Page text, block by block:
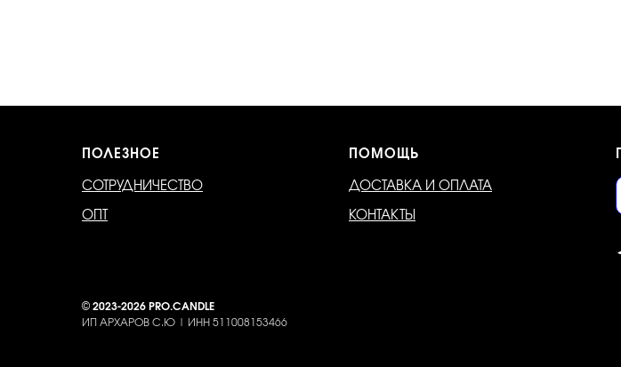
ПОЛЕЗНОЕ
СОТРУДНИЧЕСТВО
ОПТ
ПОМОЩЬ
ДОСТАВКА И ОПЛАТА
КОНТАКТЫ
© 2023-2026 PRO.CANDLE
ИП АРХАРОВ С.Ю | ИНН 511008153466